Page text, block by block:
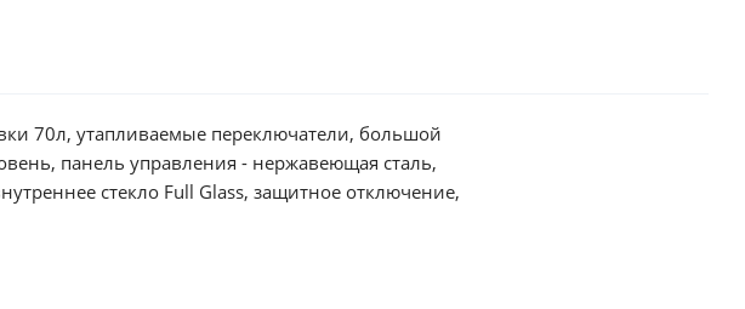
сталь,
стекло Full Glass, защитное отключение,